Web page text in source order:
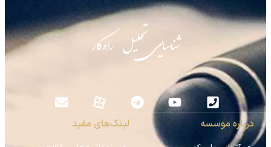
شناسایی تحلیل راه‌کار
درباره موسسه لینک‌های مفید